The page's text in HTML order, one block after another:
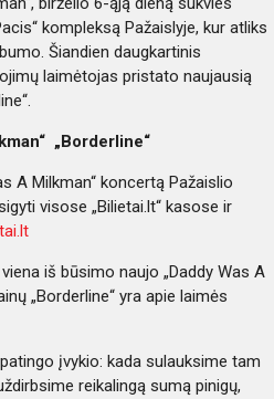
kompleksą Pažaislyje, kur atliks
Šiandien daugkartinis
laimėtojas pristato naujausią
„Borderline“
A Milkman“ koncertą Pažaislio
visose „Bilietai.lt“ kasose ir
iš būsimo naujo „Daddy Was A
„Borderline“ yra apie laimės
įvykio: kada sulauksime tam
reikalingą sumą pinigų,